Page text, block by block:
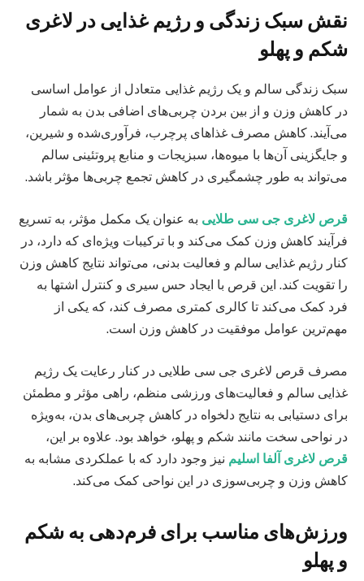
نقش سبک زندگی و رژیم غذایی در لاغری
شکم و پهلو
سبک زندگی سالم و یک رژیم غذایی متعادل از عوامل اساسی
در کاهش وزن و از بین بردن چربی‌های اضافی بدن به شمار
می‌آیند. کاهش مصرف غذاهای پرچرب، فرآوری‌شده و شیرین،
و جایگزینی آن‌ها با میوه‌ها، سبزیجات و منابع پروتئینی سالم
می‌تواند به طور چشمگیری در کاهش تجمع چربی‌ها مؤثر باشد.
قرص لاغری جی سی طلایی به عنوان یک مکمل مؤثر، به تسریع
فرآیند کاهش وزن کمک می‌کند و با ترکیبات ویژه‌ای که دارد، در
کنار رژیم غذایی سالم و فعالیت بدنی، می‌تواند نتایج کاهش وزن
را تقویت کند. این قرص با ایجاد حس سیری و کنترل اشتها به
فرد کمک می‌کند تا کالری کمتری مصرف کند، که یکی از
مهم‌ترین عوامل موفقیت در کاهش وزن است.
مصرف قرص لاغری جی سی طلایی در کنار رعایت یک رژیم
غذایی سالم و فعالیت‌های ورزشی منظم، راهی مؤثر و مطمئن
برای دستیابی به نتایج دلخواه در کاهش چربی‌های بدن، به‌ویژه
در نواحی سخت مانند شکم و پهلو، خواهد بود. علاوه بر این،
قرص لاغری آلفا اسلیم نیز وجود دارد که با عملکردی مشابه به
کاهش وزن و چربی‌سوزی در این نواحی کمک می‌کند.
ورزش‌های مناسب برای فرم‌دهی به شکم
و پهلو